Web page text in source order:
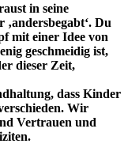
in seine
Du
mit einer Idee von
geschmeidig ist,
dieser Zeit,
dass Kinder
Wir
Vertrauen und